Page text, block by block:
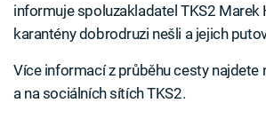
informuje spoluzakladatel TKS2 Marek
karantény dobrodruzi nešli a jejich
Více informací z průběhu cesty najdete
a na sociálních sítích TKS2.